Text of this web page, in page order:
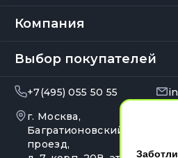
Компания
Выбор покупателей
+7(495) 055 50 55
г. Москва,
Багратионовский
проезд,